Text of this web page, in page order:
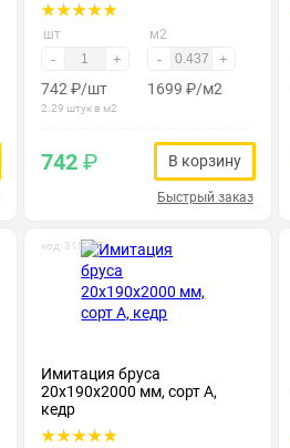
шт
- +
742 ₽/шт
2.29 штук в м2
м2
- +
1699 ₽/м2
742₽ В корзину
Быстрый заказ
код: 315007
Имитация бруса
20х190х2000 мм, сорт А,
кедр